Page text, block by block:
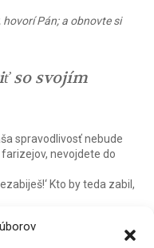
Pán; a obnovte si
so svojím
spravodlivosť nebude
nevojdete do
Kto by teda zabil,
pôjde pred veľradu. A kto
do pekelného ohňa.